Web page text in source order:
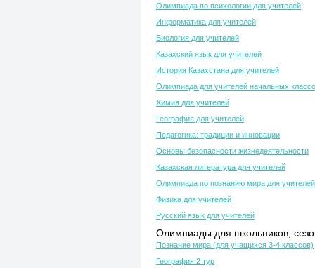
Олимпиада по психологии для учителей
Информатика для учителей
Биология для учителей
Казахский язык для учителей
История Казахстана для учителей
Олимпиада для учителей начальных
Химия для учителей
География для учителей
Педагогика: традиции и инновации
Основы безопасности жизнедеятельности
Казахская литература для учителей
Олимпиада по познанию мира для учителей
Физика для учителей
Русский язык для учителей
Олимпиады для школьников,
Познание мира (для учащихся 3-4 классов)
География 2 тур